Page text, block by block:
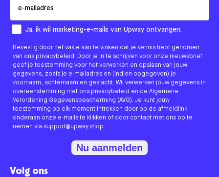
How would you like to hear from us?
Ja, ik wil marketing-e-mails van Upway ontvangen.
Bevestig door het vakje aan te vinken dat je kennis hebt genomen
van ons privacybeleid. Door je in te schrijven voor onze nieuwsbrief
geef je toestemming voor het verwerken en opslaan van jouw
gegevens, zoals je e-mailadres en (indien opgegeven) je
voornaam, achternaam en geslacht. Wij verwerken jouw gegevens in
overeenstemming met ons privacybeleid en de Algemene
Verordening Gegevensbescherming (AVG). Je kunt jouw
toestemming op elk moment intrekken door op de afmeldlink
onderaan onze e-mails te klikken of door contact met ons op te
nemen via support@upway.shop
Nu aanmelden
Volg ons